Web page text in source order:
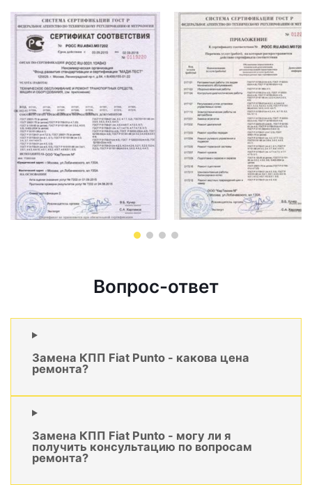
Вопрос-ответ
Замена КПП Fiat Punto - какова цена
ремонта?
Замена КПП Fiat Punto - могу ли я
получить консультацию по вопросам
ремонта?